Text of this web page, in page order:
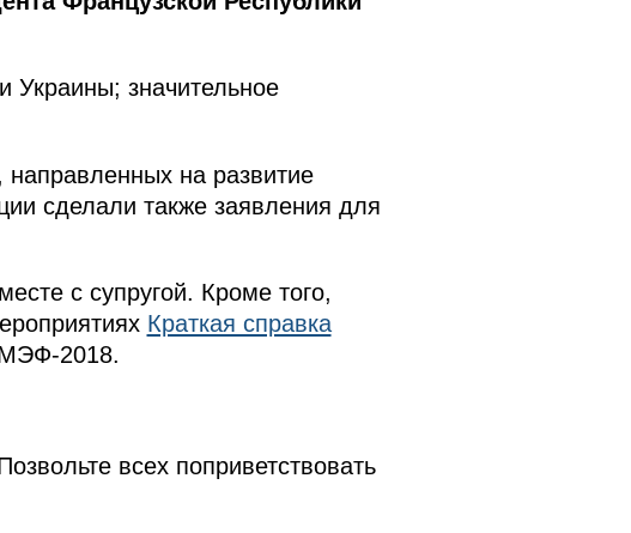
Украины; значительное
направленных на развитие
сделали также заявления для
с супругой. Кроме того,
Краткая справка
2018.
всех поприветствовать